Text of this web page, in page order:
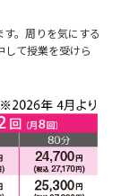
。周りを気にする
して授業を受けら